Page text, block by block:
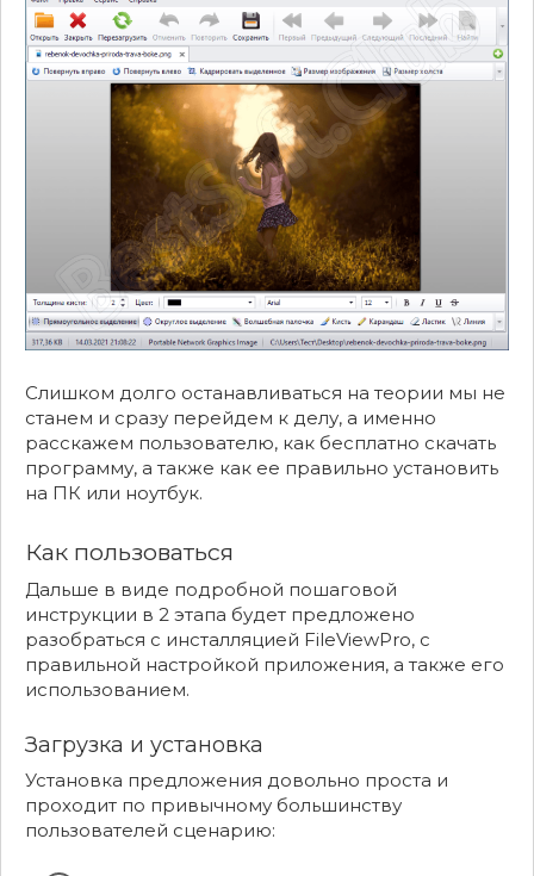
Слишком долго останавливаться на теории мы не
станем и сразу перейдем к делу, а именно
расскажем пользователю, как бесплатно скачать
программу, а также как ее правильно установить
на ПК или ноутбук.
Как пользоваться
Дальше в виде подробной пошаговой
инструкции в 2 этапа будет предложено
разобраться с инсталляцией FileViewPro, с
правильной настройкой приложения, а также его
использованием.
Загрузка и установка
Установка предложения довольно проста и
проходит по привычному большинству
пользователей сценарию: